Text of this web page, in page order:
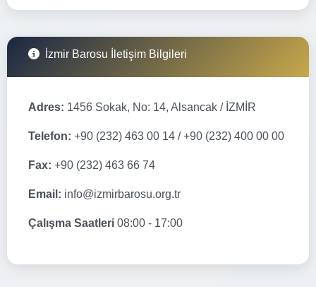
İzmir Barosu İletişim Bilgileri
Adres: 1456 Sokak, No: 14, Alsancak / İZMİR
Telefon: +90 (232) 463 00 14 / +90 (232) 400 00 00
Fax: +90 (232) 463 66 74
Email: info@izmirbarosu.org.tr
Çalışma Saatleri 08:00 - 17:00